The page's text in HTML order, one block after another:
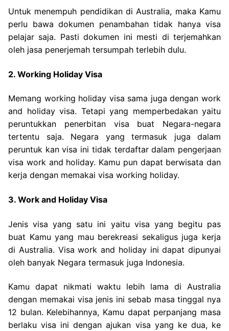
Untuk menempuh pendidikan di Australia, maka Kamu
perlu bawa dokumen penambahan tidak hanya visa
pelajar saja. Pasti dokumen ini mesti di terjemahkan
oleh jasa penerjemah tersumpah terlebih dulu.
2. Working Holiday Visa
Memang working holiday visa sama juga dengan work
and holiday visa. Tetapi yang memperbedakan yaitu
peruntukkan penerbitan visa buat Negara-negara
tertentu saja. Negara yang termasuk juga dalam
peruntuk kan visa ini tidak terdaftar dalam pengerjaan
visa work and holiday. Kamu pun dapat berwisata dan
kerja dengan memakai visa working holiday.
3. Work and Holiday Visa
Jenis visa yang satu ini yaitu visa yang begitu pas
buat Kamu yang mau berekreasi sekaligus juga kerja
di Australia. Visa work and holiday ini dapat dipunyai
oleh banyak Negara termasuk juga Indonesia.
Kamu dapat nikmati waktu lebih lama di Australia
dengan memakai visa jenis ini sebab masa tinggal nya
12 bulan. Kelebihannya, Kamu dapat perpanjang masa
berlaku visa ini dengan ajukan visa yang ke dua, ke